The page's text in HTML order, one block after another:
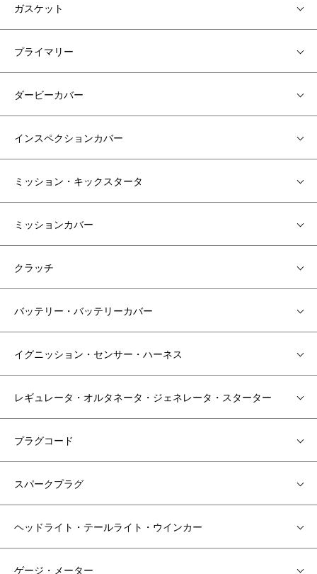
ガスケット
プライマリー
ダービーカバー
インスペクションカバー
ミッション・キックスタータ
ミッションカバー
クラッチ
バッテリー・バッテリーカバー
イグニッション・センサー・ハーネス
レギュレータ・オルタネータ・ジェネレータ・スターター
プラグコード
スパークプラグ
ヘッドライト・テールライト・ウインカー
ゲージ・メーター